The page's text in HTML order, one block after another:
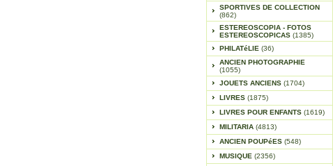
SPORTIVES DE COLLECTION
(862)
ESTEREOSCOPIA - FOTOS
ESTEREOSCOPICAS (1385)
PHILATéLIE (36)
ANCIEN PHOTOGRAPHIE
(1055)
JOUETS ANCIENS (1704)
LIVRES (1875)
LIVRES POUR ENFANTS (1619)
MILITARIA (4813)
ANCIEN POUPéES (548)
MUSIQUE (2356)